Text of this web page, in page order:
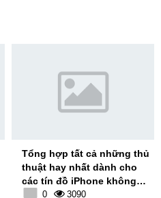
Tổng hợp tất cả những thủ
thuật hay nhất dành cho
các tín đồ iPhone không
nên bỏ qua
0 3090